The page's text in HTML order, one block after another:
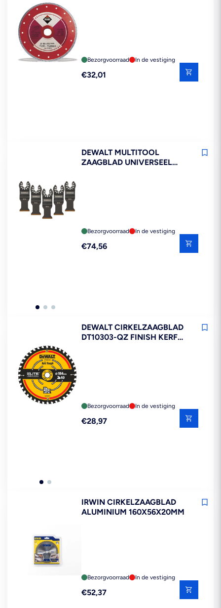
Bezorgvoorraad In de vestiging
Reguliere
€32,01
DEWALT MULTITOOL
ZAAGBLAD UNIVERSEEL
Bezorgvoorraad In de vestiging
Reguliere
€74,56
DEWALT CIRKELZAAGBLAD
DT10303-QZ FINISH KERF
Bezorgvoorraad In de vestiging
Reguliere
€28,97
IRWIN CIRKELZAAGBLAD
ALUMINIUM 160X56X20MM
Bezorgvoorraad In de vestiging
Reguliere
€52,37